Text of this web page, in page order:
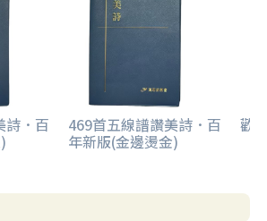
詩．百 469首五線譜讚美詩．百
年新版(金邊燙金)
歡